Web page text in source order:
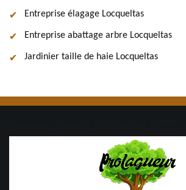
Entreprise élagage Locqueltas
Entreprise abattage arbre Locqueltas
Jardinier taille de haie Locqueltas